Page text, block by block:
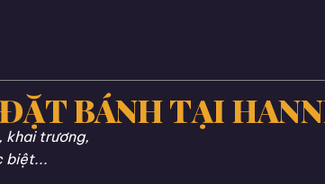
BÁNH TẠI
khai trương,
biệt...